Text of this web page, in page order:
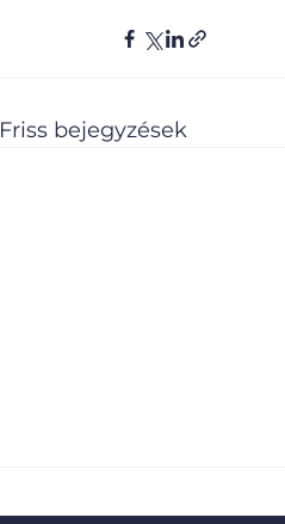
Friss bejegyzések